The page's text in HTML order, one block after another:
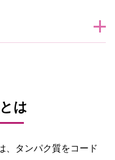
は
、タンパク質をコード